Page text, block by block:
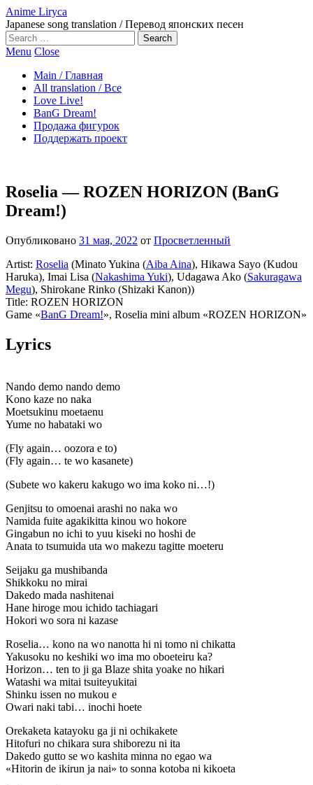
Anime Liryca
Japanese song translation / Перевод японских песен
Search
on:
Menu Close
Main / Главная
All translation / Все
Love Live!
BanG Dream!
Продажа фигурок
Поддержать проект
Roselia — ROZEN HORIZON (BanG
Dream!)
Опубликовано 31 мая, 2022 от Просветленный
Artist: Roselia (Minato Yukina (Aiba Aina), Hikawa Sayo (Kudou
Haruka), Imai Lisa (Nakashima Yuki), Udagawa Ako (Sakuragawa
Megu), Shirokane Rinko (Shizaki Kanon))
Title: ROZEN HORIZON
Game «BanG Dream!», Roselia mini album «ROZEN HORIZON»
Lyrics
Nando demo nando demo
Kono kaze no naka
Moetsukinu moetaenu
Yume no habataki wo
(Fly again… oozora e to)
(Fly again… te wo kasanete)
(Subete wo kakeru kakugo wo ima koko ni…!)
Genjitsu to omoenai arashi no naka wo
Namida fuite agakikitta kinou wo hokore
Gingabun no ichi to yuu kiseki no hoshi de
Anata to tsumuida uta wo makezu tagitte moeteru
Seijaku ga mushibanda
Shikkoku no mirai
Dakedo mada nashitenai
Hane hiroge mou ichido tachiagari
Hokori wo sora ni kazase
Roselia… kono na wo nanotta hi ni tomo ni chikatta
Yakusoku no keshiki wo ima mo oboeteiru ka?
Horizon… ten to ji ga Blaze shita yoake no hikari
Watashi wa mitai tsuiteyukitai
Shinku issen no mukou e
Owari naki tabi… inochi hoete
Orekaketa katayoku ga ji ni ochikakete
Hitofuri no chikara sura shiborezu ni ita
Dakedo gutto se wo kashita minna no egao wa
«Hitorin de ikirun ja nai» to sonna kotoba ni kikoeta